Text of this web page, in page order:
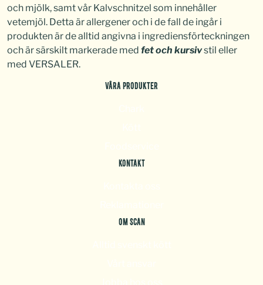
och mjölk, samt vår Kalvschnitzel som innehåller
vetemjöl. Detta är allergener och i de fall de ingår i
produkten är de alltid angivna i ingrediensförteckningen
och är särskilt markerade med fet och kursivstil eller
med VERSALER.
VÅRA PRODUKTER
KONTAKT
OM SCAN